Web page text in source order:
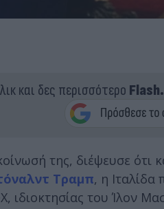
και δες περισσότερο
της, διέψευσε ότι
Τραμπ, η
ιδιοκτησίας του Ίλον